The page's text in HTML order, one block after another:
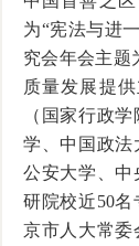
为“宪法与进
究会年会主题
质量发展提
（国家行政
学、中国政法
公安大学、中
研院校近50
京市人大常委